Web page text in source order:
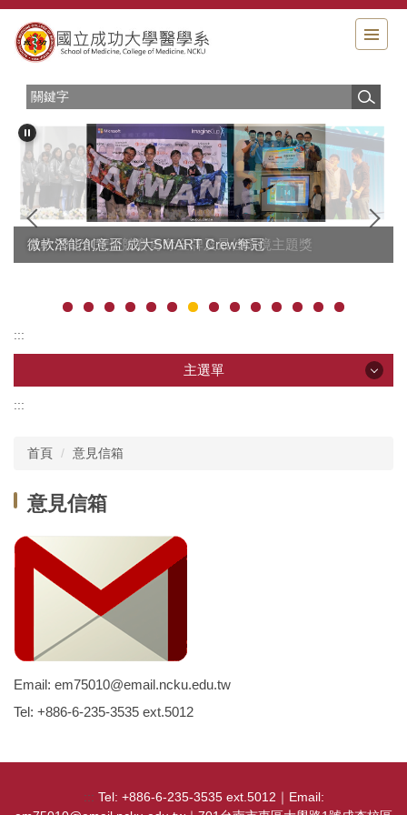
跳
到
主
區
成大2017 iGEM競賽勇奪金牌及最佳環境主題獎
微軟潛能創意盃 成大SMART Crew奪冠
:::
主選單
單位介紹
行政團隊
師資現況
教師榮譽
教務相關規章
:::
首頁 意見信箱
意見信箱
Email: em75010@email.ncku.edu.tw
Tel: +886-6-235-3535 ext.5012
::: Tel: +886-6-235-3535 ext.5012｜Email: